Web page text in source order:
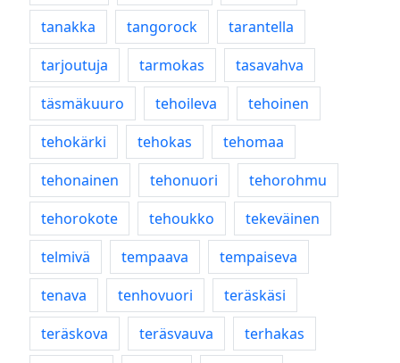
tanakka
tangorock
tarantella
tarjoutuja
tarmokas
tasavahva
täsmäkuuro
tehoileva
tehoinen
tehokärki
tehokas
tehomaa
tehonainen
tehonuori
tehorohmu
tehorokote
tehoukko
tekeväinen
telmivä
tempaava
tempaiseva
tenava
tenhovuori
teräskäsi
teräskova
teräsvauva
terhakas